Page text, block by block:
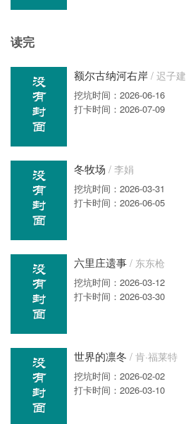
读完
额尔古纳河右岸 / 迟子建
挖坑时间：2026-06-16
打卡时间：2026-07-09
冬牧场 / 李娟
挖坑时间：2026-03-31
打卡时间：2026-06-05
六里庄遗事 / 东东枪
挖坑时间：2026-03-12
打卡时间：2026-03-30
世界的凛冬 / 肯·福莱特
挖坑时间：2026-02-02
打卡时间：2026-03-10